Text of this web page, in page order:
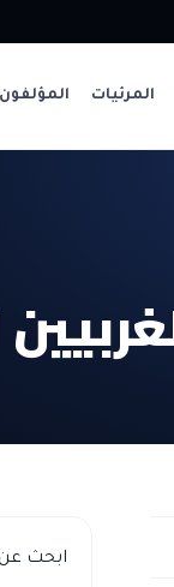
المرئيات المؤلفون
ابحث